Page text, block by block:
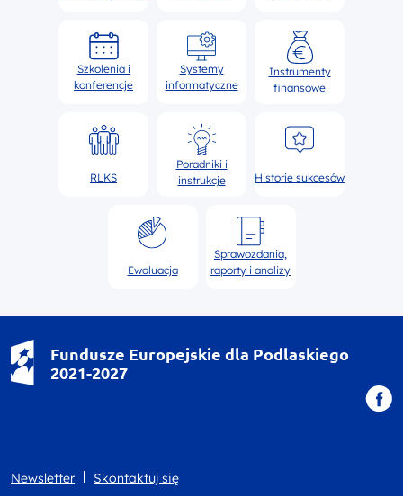
Szkolenia i
konferencje
Systemy
informatyczne
Instrumenty
finansowe
RLKS
Poradniki i
instrukcje
Historie sukcesów
Ewaluacja
Sprawozdania,
raporty i analizy
Fundusze Europejskie dla Podlaskiego
2021-2027
Newsletter Skontaktuj się